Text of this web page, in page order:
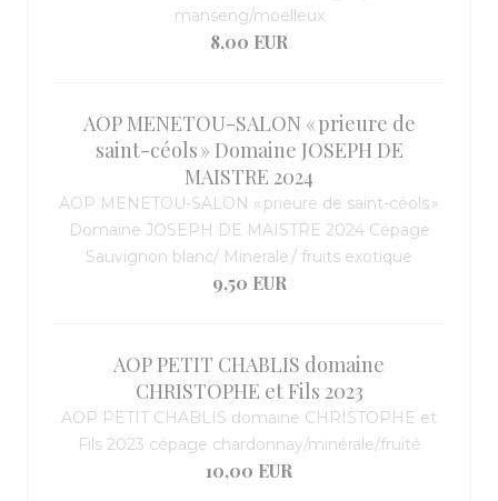
manseng/moelleux
8,00 EUR
AOP MENETOU-SALON « prieure de
saint-céols » Domaine JOSEPH DE
MAISTRE 2024
AOP MENETOU-SALON « prieure de saint-céols »
Domaine JOSEPH DE MAISTRE 2024 Cépage
Sauvignon blanc/ Minerale / fruits exotique
9,50 EUR
AOP PETIT CHABLIS domaine
CHRISTOPHE et Fils 2023
AOP PETIT CHABLIS domaine CHRISTOPHE et
Fils 2023 cépage chardonnay/minérale/fruité
10,00 EUR